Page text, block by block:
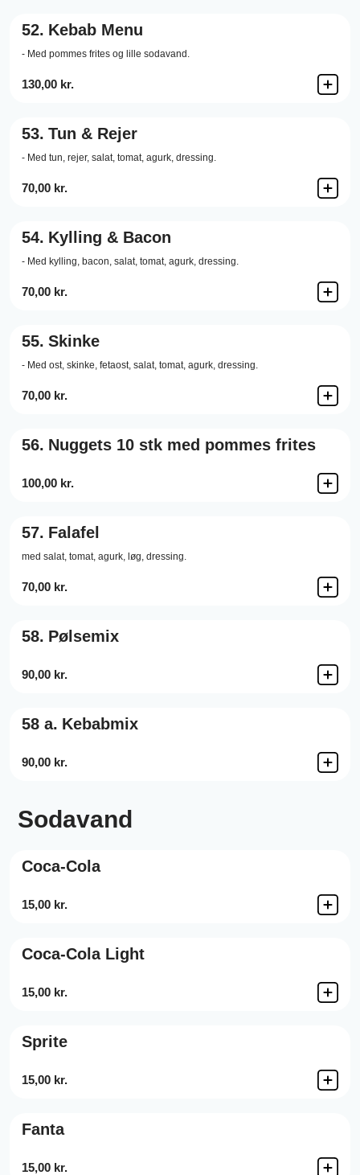
52. Kebab Menu
- Med pommes frites og lille sodavand.
130,00 kr.
53. Tun & Rejer
- Med tun, rejer, salat, tomat, agurk, dressing.
70,00 kr.
54. Kylling & Bacon
- Med kylling, bacon, salat, tomat, agurk, dressing.
70,00 kr.
55. Skinke
- Med ost, skinke, fetaost, salat, tomat, agurk, dressing.
70,00 kr.
56. Nuggets 10 stk med pommes frites
100,00 kr.
57. Falafel
med salat, tomat, agurk, løg, dressing.
70,00 kr.
58. Pølsemix
90,00 kr.
58 a. Kebabmix
90,00 kr.
Sodavand
Coca-Cola
15,00 kr.
Coca-Cola Light
15,00 kr.
Sprite
15,00 kr.
Fanta
15,00 kr.